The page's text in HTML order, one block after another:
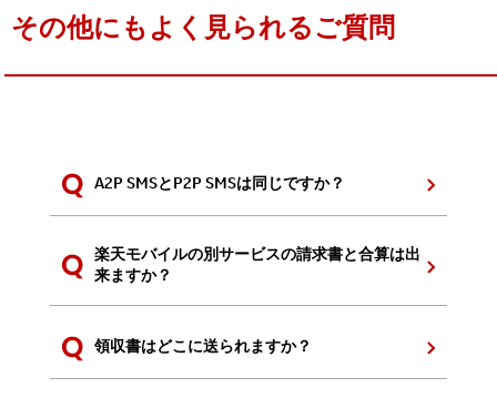
その他にもよく見られるご質問
A2P SMSとP2P SMSは同じですか？
楽天モバイルの別サービスの請求書と合算は出
来ますか？
領収書はどこに送られますか？